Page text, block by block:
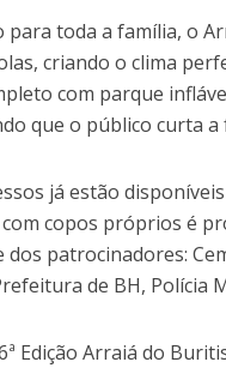
para toda a família, o
criando o clima
com parque
que o público curta a
já estão
copos próprios é
dos patrocinadores:
de BH, Polícia
Edição Arraiá do